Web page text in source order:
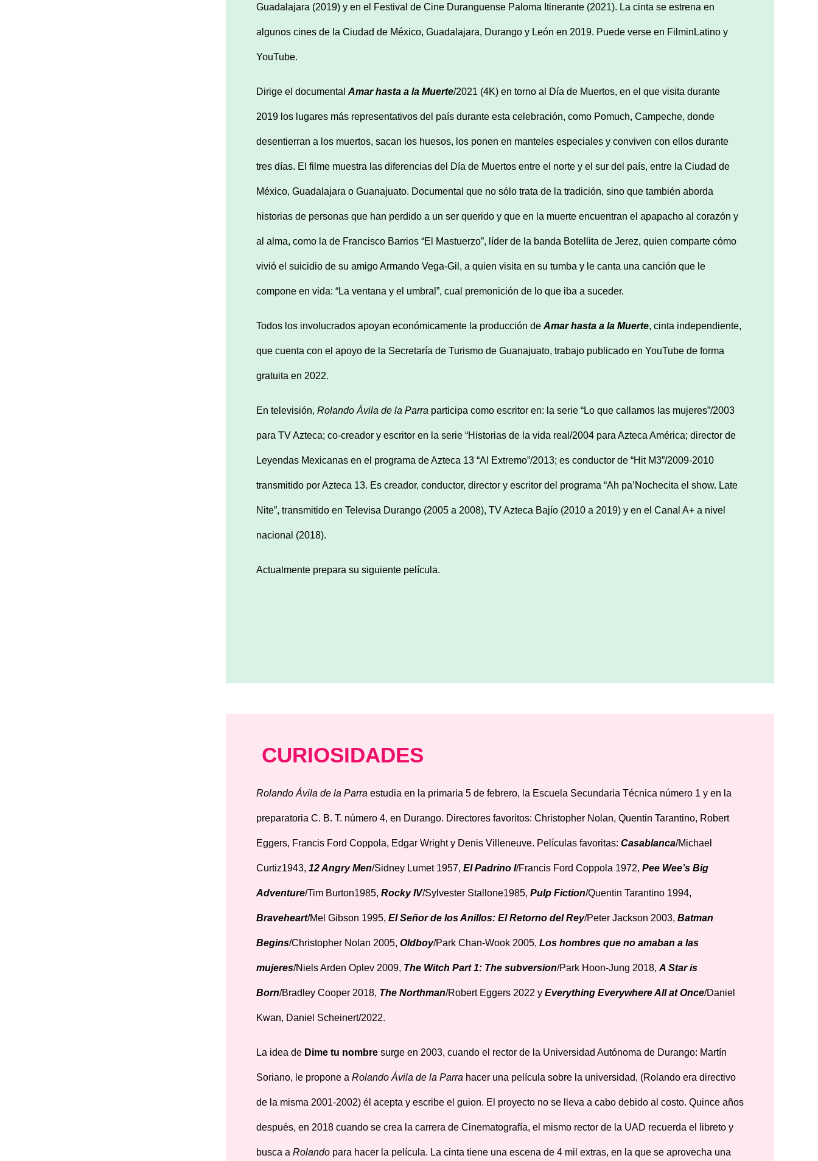
Guadalajara (2019) y en el Festival de Cine Duranguense Paloma Itinerante (2021). La cinta se estrena en
algunos cines de la Ciudad de México, Guadalajara, Durango y León en 2019. Puede verse en FilminLatino y
YouTube.
Dirige el documental Amar hasta a la Muerte/2021 (4K) en torno al Día de Muertos, en el que visita durante
2019 los lugares más representativos del país durante esta celebración, como Pomuch, Campeche, donde
desentierran a los muertos, sacan los huesos, los ponen en manteles especiales y conviven con ellos durante
tres días. El filme muestra las diferencias del Día de Muertos entre el norte y el sur del país, entre la Ciudad de
México, Guadalajara o Guanajuato. Documental que no sólo trata de la tradición, sino que también aborda
historias de personas que han perdido a un ser querido y que en la muerte encuentran el apapacho al corazón y
al alma, como la de Francisco Barrios “El Mastuerzo”, líder de la banda Botellita de Jerez, quien comparte cómo
vivió el suicidio de su amigo Armando Vega-Gil, a quien visita en su tumba y le canta una canción que le
compone en vida: “La ventana y el umbral”, cual premonición de lo que iba a suceder.
Todos los involucrados apoyan económicamente la producción de Amar hasta a la Muerte, cinta independiente,
que cuenta con el apoyo de la Secretaría de Turismo de Guanajuato, trabajo publicado en YouTube de forma
gratuita en 2022.
En televisión, Rolando Ávila de la Parra participa como escritor en: la serie “Lo que callamos las mujeres”/2003
para TV Azteca; co-creador y escritor en la serie “Historias de la vida real/2004 para Azteca América; director de
Leyendas Mexicanas en el programa de Azteca 13 “Al Extremo”/2013; es conductor de “Hit M3”/2009-2010
transmitido por Azteca 13. Es creador, conductor, director y escritor del programa “Ah pa’Nochecita el show. Late
Nite”, transmitido en Televisa Durango (2005 a 2008), TV Azteca Bajío (2010 a 2019) y en el Canal A+ a nivel
nacional (2018).
Actualmente prepara su siguiente película.
CURIOSIDADES
Rolando Ávila de la Parra estudia en la primaria 5 de febrero, la Escuela Secundaria Técnica número 1 y en la
preparatoria C. B. T. número 4, en Durango. Directores favoritos: Christopher Nolan, Quentin Tarantino, Robert
Eggers, Francis Ford Coppola, Edgar Wright y Denis Villeneuve. Películas favoritas: Casablanca/Michael
Curtiz1943, 12 Angry Men/Sidney Lumet 1957, El Padrino I/Francis Ford Coppola 1972, Pee Wee’s Big
Adventure/Tim Burton1985, Rocky IV/Sylvester Stallone1985, Pulp Fiction/Quentin Tarantino 1994,
Braveheart/Mel Gibson 1995, El Señor de los Anillos: El Retorno del Rey/Peter Jackson 2003, Batman
Begins/Christopher Nolan 2005, Oldboy/Park Chan-Wook 2005, Los hombres que no amaban a las
mujeres/Niels Arden Oplev 2009, The Witch Part 1: The subversion/Park Hoon-Jung 2018, A Star is
Born/Bradley Cooper 2018, The Northman/Robert Eggers 2022 y Everything Everywhere All at Once/Daniel
Kwan, Daniel Scheinert/2022.
La idea de Dime tu nombre surge en 2003, cuando el rector de la Universidad Autónoma de Durango: Martín
Soriano, le propone a Rolando Ávila de la Parra hacer una película sobre la universidad, (Rolando era directivo
de la misma 2001-2002) él acepta y escribe el guion. El proyecto no se lleva a cabo debido al costo. Quince años
después, en 2018 cuando se crea la carrera de Cinematografía, el mismo rector de la UAD recuerda el libreto y
busca a Rolando para hacer la película. La cinta tiene una escena de 4 mil extras, en la que se aprovecha una